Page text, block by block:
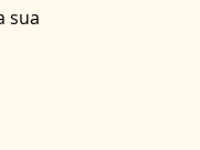
sua